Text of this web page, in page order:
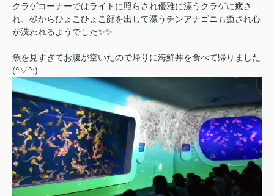
クラゲコーナーではライトに照らされ優雅に漂うクラゲに癒さ
れ、砂からひょこひょこ顔を出して漂うチンアナゴニも癒され心
が洗われるようでした✨✨
魚を見すぎてお腹が空いたので帰りに海鮮丼を食べて帰りました
(^▽^;)